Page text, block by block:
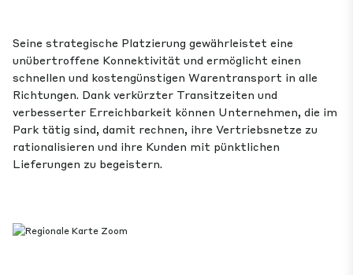
Seine strategische Platzierung gewährleistet eine
unübertroffene Konnektivität und ermöglicht einen
schnellen und kostengünstigen Warentransport in alle
Richtungen. Dank verkürzter Transitzeiten und
verbesserter Erreichbarkeit können Unternehmen, die im
Park tätig sind, damit rechnen, ihre Vertriebsnetze zu
rationalisieren und ihre Kunden mit pünktlichen
Lieferungen zu begeistern.